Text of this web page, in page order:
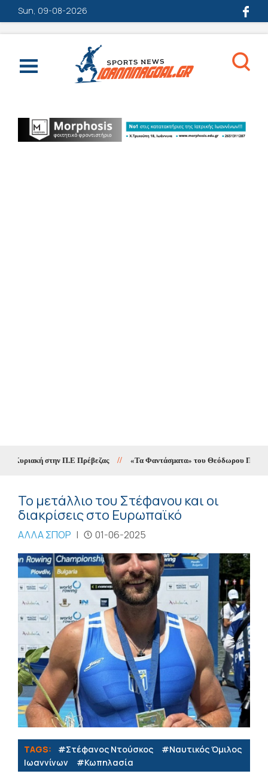
Sun, 09-08-2026
στην Π.Ε Πρέβεζας // «Τα Φαντάσματα» του Θεόδωρου
Το μετάλλιο του Στέφανου και οι
διακρίσεις στο Ευρωπαϊκό
ΑΛΛΑ ΣΠΟΡ | 01-06-2025
TAGS: #Στέφανος Ντούσκος
#Ναυτικός Όμιλος
Ιωαννίνων
#Κωπηλασία